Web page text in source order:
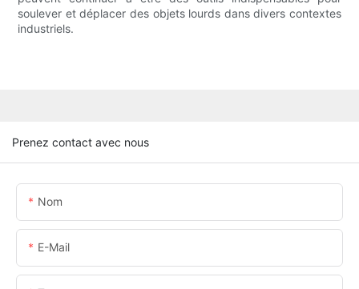
soulever et déplacer des objets lourds dans divers contextes
industriels.
Prenez contact avec nous
Nom
E-Mail